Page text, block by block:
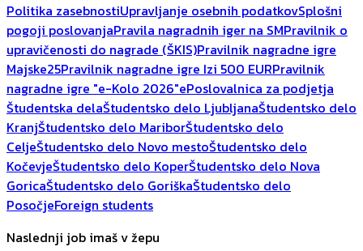
Politika zasebnostiUpravljanje osebnih podatkovSplošni
pogoji poslovanjaPravila nagradnih iger na SMPravilnik o
upravičenosti do nagrade (ŠKIS)Pravilnik nagradne igre
Majske25Pravilnik nagradne igre Izi 500 EURPravilnik
nagradne igre "e-Kolo 2026"ePoslovalnica za podjetja
Študentska delaŠtudentsko delo LjubljanaŠtudentsko delo
KranjŠtudentsko delo MariborŠtudentsko delo
CeljeŠtudentsko delo Novo mestoŠtudentsko delo
KočevjeŠtudentsko delo KoperŠtudentsko delo Nova
GoricaŠtudentsko delo GoriškaŠtudentsko delo
PosočjeForeign students
Naslednji job imaš v žepu